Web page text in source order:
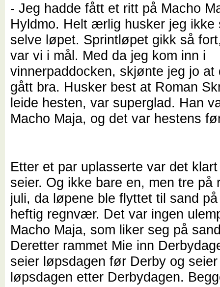
- Jeg hadde fått et ritt på Macho
Hyldmo. Helt ærlig husker jeg ikke
selve løpet. Sprintløpet gikk så
var vi i mål. Med da jeg kom inn i
vinnerpaddocken, skjønte jeg jo at
gått bra. Husker best at Roman
leide hesten, var superglad. Han
Macho Maja, og det var hestens
Etter et par uplasserte var det
seier. Og ikke bare en, men tre på
juli, da løpene ble flyttet til sand
heftig regnvær. Det var ingen
Macho Maja, som liker seg på
Deretter rammet Mie inn
seier løpsdagen før Derby og
løpsdagen etter Derbydagen.